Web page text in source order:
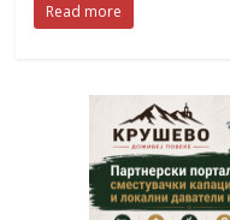
Read more